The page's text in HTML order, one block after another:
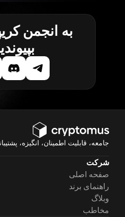
به انجمن
جامعه، قابلیت اطمینان، انگیزه،
شرکت
صفحه اصلی
راهنمای برند
وبلاگ
مخاطب